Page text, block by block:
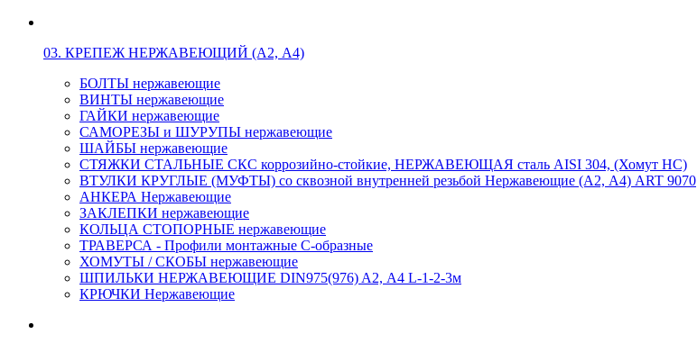
03. КРЕПЕЖ НЕРЖАВЕЮЩИЙ (А2, А4)
БОЛТЫ нержавеющие
ВИНТЫ нержавеющие
ГАЙКИ нержавеющие
САМОРЕЗЫ и ШУРУПЫ нержавеющие
ШАЙБЫ нержавеющие
СТЯЖКИ СТАЛЬНЫЕ СКС коррозийно-стойкие, НЕРЖАВЕЮЩАЯ сталь AISI 304, (Хомут НС)
ВТУЛКИ КРУГЛЫЕ (МУФТЫ) со сквозной внутренней резьбой Нержавеющие (А2, А4) ART 9070
АНКЕРА Нержавеющие
ЗАКЛЕПКИ нержавеющие
КОЛЬЦА СТОПОРНЫЕ нержавеющие
ТРАВЕРСА - Профили монтажные С-образные
ХОМУТЫ / СКОБЫ нержавеющие
ШПИЛЬКИ НЕРЖАВЕЮЩИЕ DIN975(976) A2, А4 L-1-2-3м
КРЮЧКИ Нержавеющие